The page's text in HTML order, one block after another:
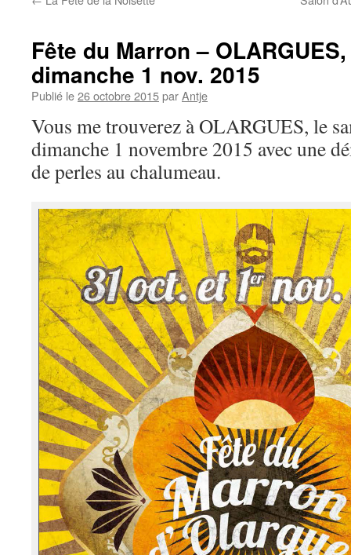
Fête du Marron –
dimanche 1 nov. 2015
Publié le26 octobre 2015parAntje
Vous me trouverez à OLARGUES, le
dimanche 1 novembre 2015 avec une
de perles au chalumeau.